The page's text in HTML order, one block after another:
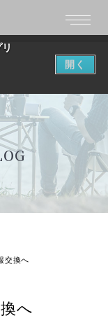
交換へ
へ
開く